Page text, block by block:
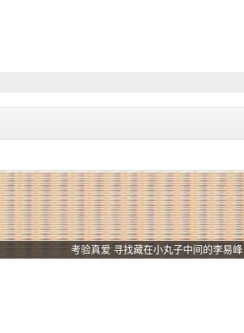
考验真爱 寻找藏在小丸子中间的李易峰